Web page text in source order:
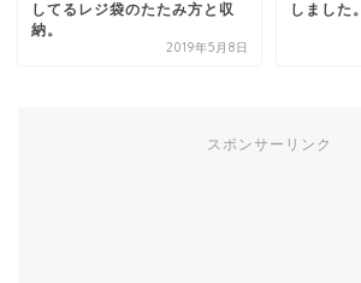
してるレジ袋のたたみ方と収
納。
2019年5月8日
しました。
スポンサーリンク